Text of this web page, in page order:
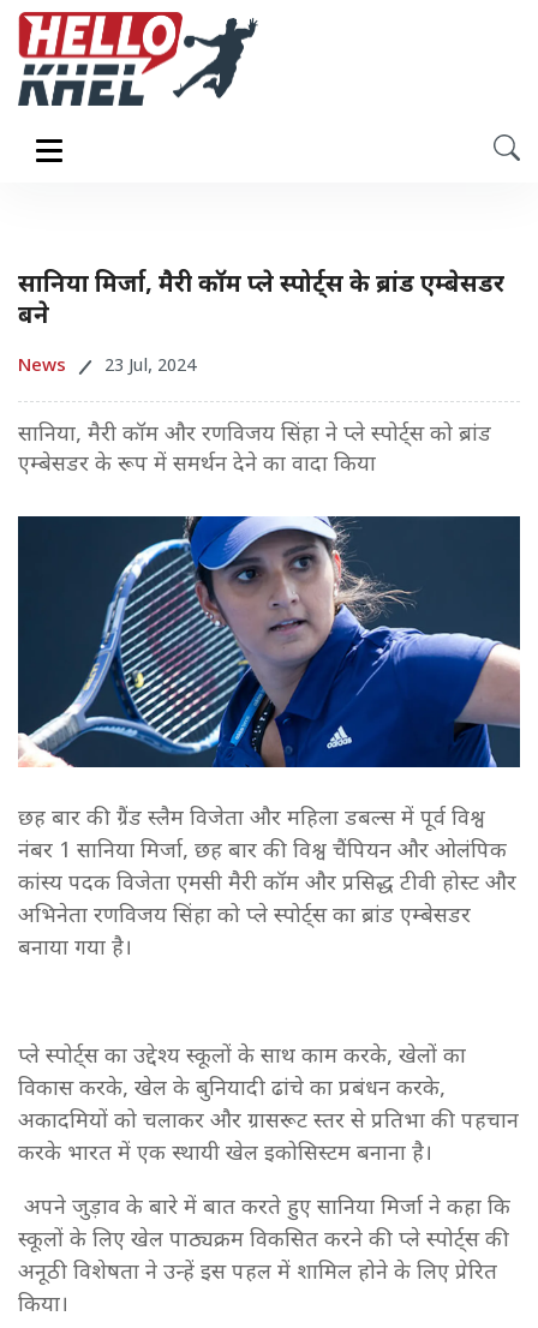
सानिया मिर्जा, मैरी कॉम प्ले स्पोर्ट्स के ब्रांड एम्बेसडर
बने
News 23 Jul, 2024
सानिया, मैरी कॉम और रणविजय सिंहा ने प्ले स्पोर्ट्स को ब्रांड
एम्बेसडर के रूप में समर्थन देने का वादा किया
छह बार की ग्रैंड स्लैम विजेता और महिला डबल्स में पूर्व विश्व
नंबर 1 सानिया मिर्जा, छह बार की विश्व चैंपियन और ओलंपिक
कांस्य पदक विजेता एमसी मैरी कॉम और प्रसिद्ध टीवी होस्ट और
अभिनेता रणविजय सिंहा को प्ले स्पोर्ट्स का ब्रांड एम्बेसडर
बनाया गया है।
प्ले स्पोर्ट्स का उद्देश्य स्कूलों के साथ काम करके, खेलों का
विकास करके, खेल के बुनियादी ढांचे का प्रबंधन करके,
अकादमियों को चलाकर और ग्रासरूट स्तर से प्रतिभा की पहचान
करके भारत में एक स्थायी खेल इकोसिस्टम बनाना है।
अपने जुड़ाव के बारे में बात करते हुए सानिया मिर्जा ने कहा कि
स्कूलों के लिए खेल पाठ्यक्रम विकसित करने की प्ले स्पोर्ट्स की
अनूठी विशेषता ने उन्हें इस पहल में शामिल होने के लिए प्रेरित
किया।